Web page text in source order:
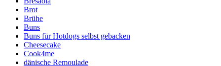
Brot
Brühe
Buns
Buns für Hotdogs selbst gebacken
Cheesecake
Cook4me
dänische Remoulade